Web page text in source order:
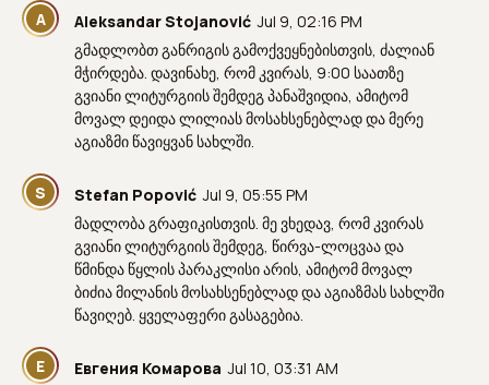
A Aleksandar Stojanović Jul 9, 02:16 PM
გმადლობთ განრიგის გამოქვეყნებისთვის, ძალიან
მჭირდება. დავინახე, რომ კვირას, 9:00 საათზე
გვიანი ლიტურგიის შემდეგ პანაშვიდია, ამიტომ
მოვალ დეიდა ლილიას მოსახსენებლად და მერე
აგიაზმი წავიყვან სახლში.
S Stefan Popović Jul 9, 05:55 PM
მადლობა გრაფიკისთვის. მე ვხედავ, რომ კვირას
გვიანი ლიტურგიის შემდეგ, წირვა-ლოცვაა და
წმინდა წყლის პარაკლისი არის, ამიტომ მოვალ
ბიძია მილანის მოსახსენებლად და აგიაზმას სახლში
წავიღებ. ყველაფერი გასაგებია.
Е Евгения Комарова Jul 10, 03:31 AM